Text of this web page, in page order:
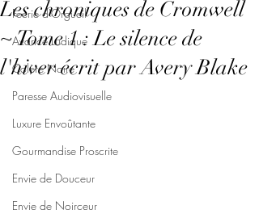
Féerie d'Orgueil
Avarice Ludique
Colère Noire
Paresse Audiovisuelle
Luxure Envoûtante
Gourmandise Proscrite
Envie de Douceur
Envie de Noirceur
Les chroniques de Cromwell
~ Tome 1 : Le silence de
l'hiver écrit par Avery Blake